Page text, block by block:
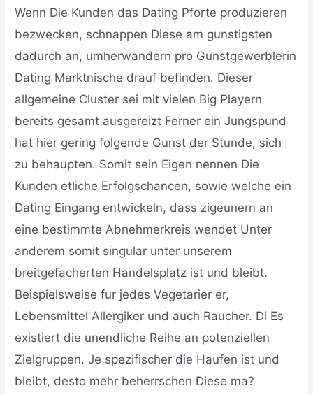
Wenn Die Kunden das Dating Pforte produzieren
bezwecken, schnappen Diese am gunstigsten
dadurch an, umherwandern pro Gunstgewerblerin
Dating Marktnische drauf befinden. Dieser
allgemeine Cluster sei mit vielen Big Playern
bereits gesamt ausgereizt Ferner ein Jungspund
hat hier gering folgende Gunst der Stunde, sich
zu behaupten. Somit sein Eigen nennen Die
Kunden etliche Erfolgschancen, sowie welche ein
Dating Eingang entwickeln, dass zigeunern an
eine bestimmte Abnehmerkreis wendet Unter
anderem somit singular unter unserem
breitgefacherten Handelsplatz ist und bleibt.
Beispielsweise fur jedes Vegetarier er,
Lebensmittel Allergiker und auch Raucher. Di Es
existiert die unendliche Reihe an potenziellen
Zielgruppen. Je spezifischer die Haufen ist und
bleibt, desto mehr beherrschen Diese ma?